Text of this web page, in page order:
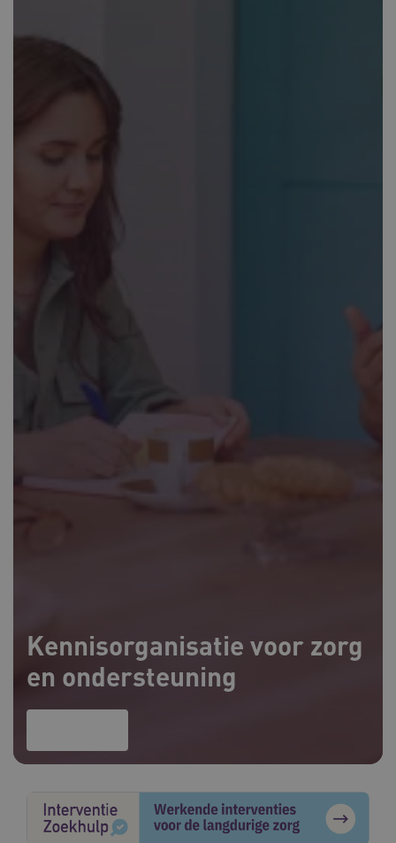
Kennisorganisatie voor zorg
en ondersteuning